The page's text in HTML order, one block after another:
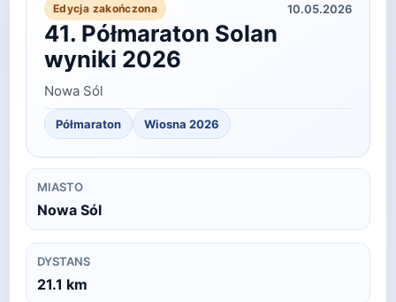
Edycja zakończona 10.05.2026
41. Półmaraton Solan
wyniki 2026
Nowa Sól
Półmaraton Wiosna 2026
MIASTO
Nowa Sól
DYSTANS
21.1 km